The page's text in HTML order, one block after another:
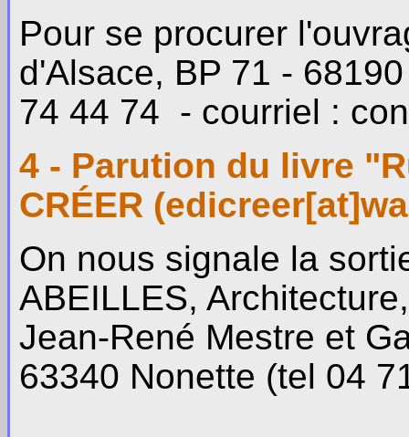
Pour se procurer
d'Alsace, BP 71 -
74 44 74 - courriel :
4 - Parution du livre
CRÉER
On nous signale la
ABEILLES,
Jean-René Mestre et
63340 Nonette (tel 04